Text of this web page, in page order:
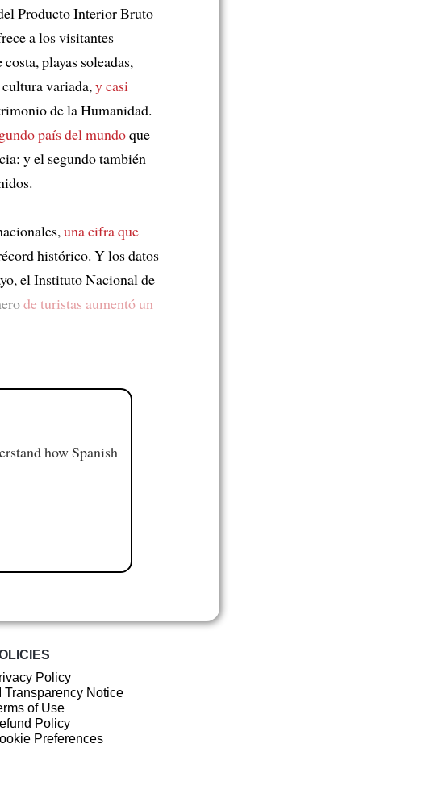
Producto Interior Bruto
a los visitantes
playas soleadas,
variada, y casi
de la Humanidad.
país del mundoque
y el segundo también
una cifra que
histórico. Y los datos
el Instituto Nacional de
de turistas aumentó un
how Spanish
Policy
Transparency Notice
of Use
Policy
Preferences